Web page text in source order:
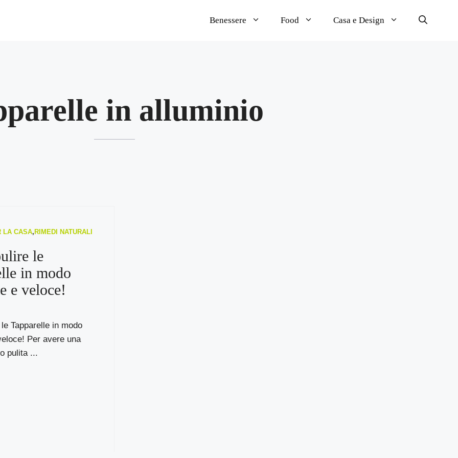
Benessere Food Casa e Design
in alluminio
LA CASA, RIMEDI NATURALI
le
in modo
e veloce!
Tapparelle in modo
Per avere una
pulita ...